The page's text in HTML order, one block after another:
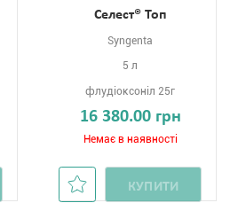
Селест® Топ
Syngenta
5 л
флудіоксоніл 25г
16 380.00 грн
Немає в наявності
КУПИТИ